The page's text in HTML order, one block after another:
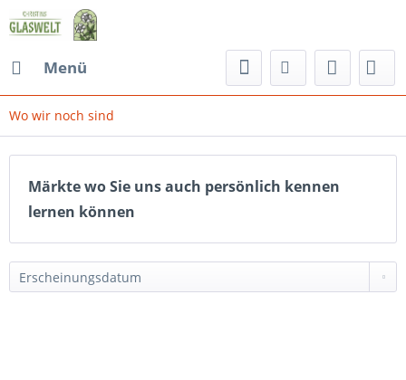
Menü
Wo wir noch sind
Märkte wo Sie uns auch persönlich kennen
lernen können